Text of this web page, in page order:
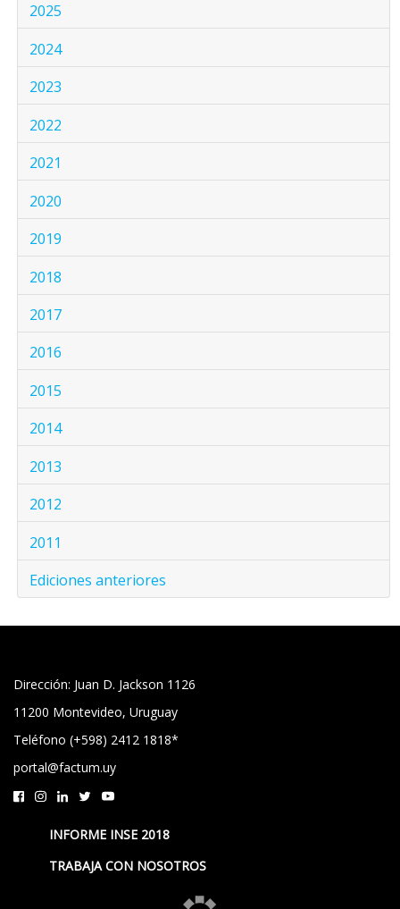
2025
2024
2023
2022
2021
2020
2019
2018
2017
2016
2015
2014
2013
2012
2011
Ediciones anteriores
Dirección: Juan D. Jackson 1126
11200 Montevideo, Uruguay
Teléfono (+598) 2412 1818*
portal@factum.uy
INFORME INSE 2018
TRABAJA CON NOSOTROS